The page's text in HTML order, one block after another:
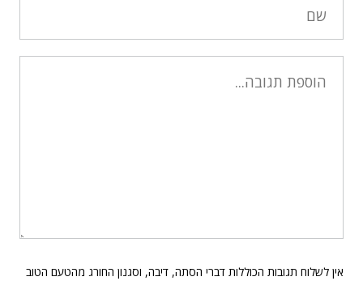
אין לשלוח תגובות הכוללות דברי הסתה, דיבה, וסגנון החורג מהטעם הטוב